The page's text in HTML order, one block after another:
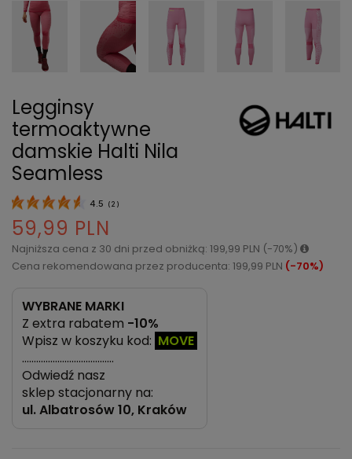
Legginsy
termoaktywne
damskie Halti Nila
Seamless
4.5 ( 2 )
59,99 PLN
Najniższa cena z 30 dni przed obniżką: 199,99 PLN (-70%)
Cena rekomendowana przez producenta: 199,99 PLN (-70%)
WYBRANE MARKI
Z extra rabatem -10%
Wpisz w koszyku kod: MOVE
…………………………………
Odwiedź nasz
sklep stacjonarny na:
ul.Albatrosów 10, Kraków